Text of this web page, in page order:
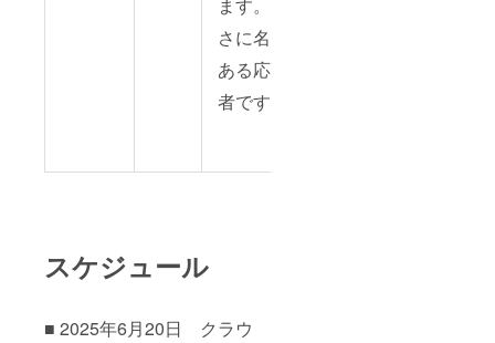
ます。ま
さに名誉
ある応援
者です！
スケジュール
■ 2025年6月20日 クラウ